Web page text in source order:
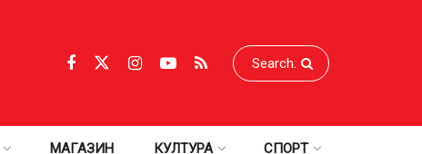
МАГАЗИН КУЛТУРА СПОРТ